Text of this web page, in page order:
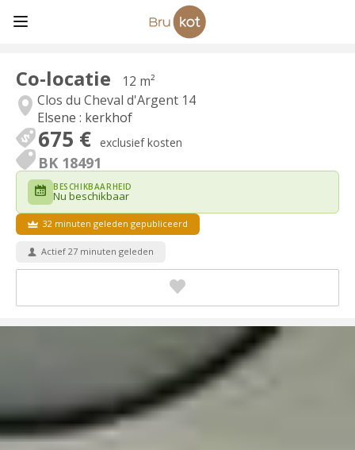
Co-locatie
12 m²
Clos du Cheval d'Argent 14
Elsene : kerkhof
675 € exclusief kosten
BK 18491
BESCHIKBAARHEID
Nu beschikbaar
32 minuten geleden gepubliceerd
Actief 27 minuten geleden